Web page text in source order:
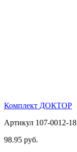
Комплект ДОКТОР
Артикул 107-0012-18
98.95 руб.